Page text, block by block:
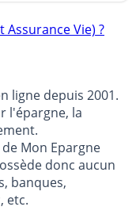
Assurance Vie) ?
ligne depuis 2001.
l'épargne, la
Mon Epargne
donc aucun
banques,
etc.